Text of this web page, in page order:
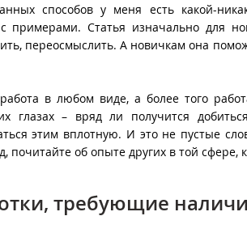
способов у меня есть какой-
примерами. Статья изначально для
переосмыслить. А новичкам она
в любом виде, а более того
глазах – вряд ли получится
этим вплотную. И это не пустые
почитайте об опыте других в той
требующие